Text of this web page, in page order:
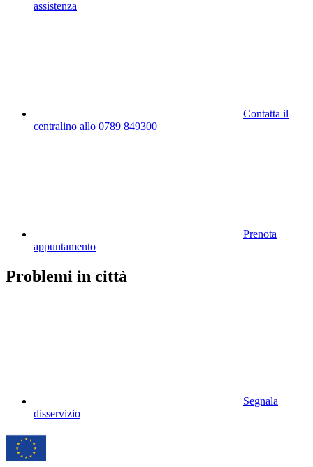
assistenza
Contatta il
centralino allo 0789 849300
Prenota
appuntamento
Problemi in città
Segnala
disservizio